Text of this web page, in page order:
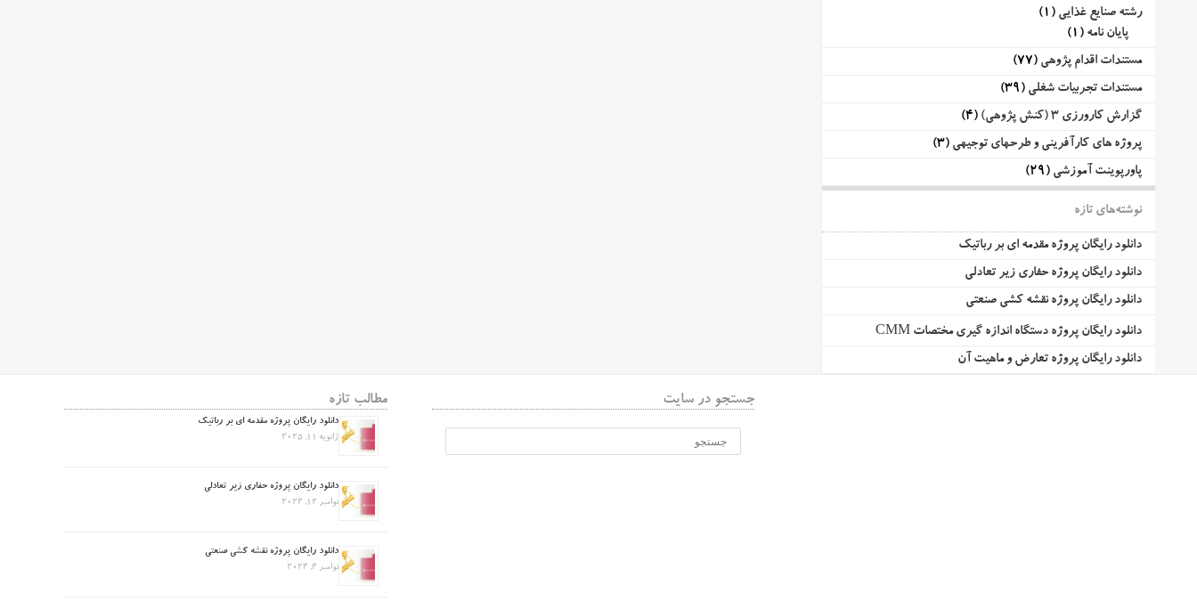
رشته صنایع غذایی (1)
پایان نامه (1)
مستندات اقدام پژوهی (77)
مستندات تجربیات شغلی (39)
گزارش کارورزی 3 (کنش پژوهی)
(4)
پروژه های کارآفرینی و طرحهای توجیهی (3)
پاورپوینت آموزشی (29)
نوشته‌های تازه
دانلود رایگان پروژه مقدمه ای بر رباتیک
دانلود رایگان پروژه حفاری زیر تعادلی
دانلود رایگان پروژه نقشه کشی صنعتی
دانلود رایگان پروژه دستگاه اندازه گیری مختصات CMM
دانلود رایگان پروژه تعارض و ماهیت آن
مطالب تازه
دانلود رایگان پروژه مقدمه ای بر رباتیک
ژانویه 11, 2025
دانلود رایگان پروژه حفاری زیر تعادلی
نوامبر 12, 2024
دانلود رایگان پروژه نقشه کشی صنعتی
نوامبر 4, 2024
جستجو در سایت